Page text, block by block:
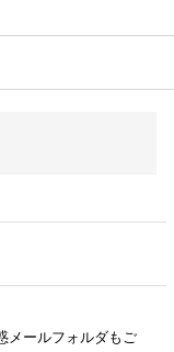
メールフォルダもご